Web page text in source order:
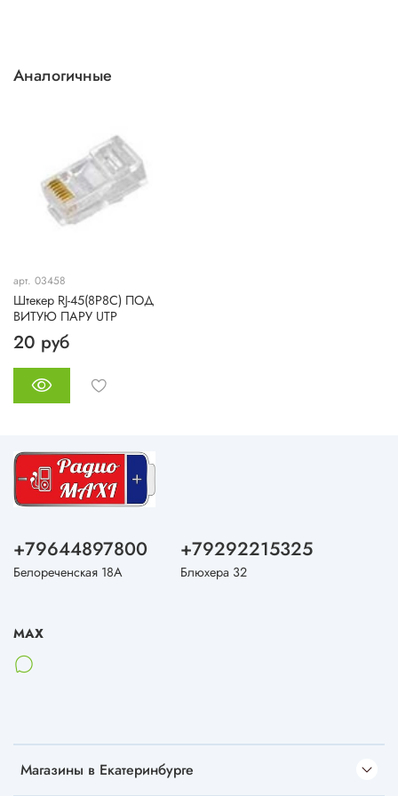
максимальным током до 600 мА.
Аналогичные
арт. 03458
Штекер RJ-45(8P8C) ПОД
ВИТУЮ ПАРУ UTP
20 руб
Магазины в Екатеринбурге
+79644897800
Белореченская 18А
+79292215325
Блюхера 32
MAX